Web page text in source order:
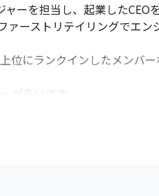
ーを担当し、起業したCEO
ーストリテイリングでエン
位にランクインしたメンバ
が多いです
しやすい雰囲気です